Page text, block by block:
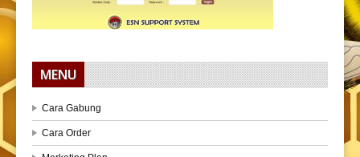
MENU
Cara Gabung
Cara Order